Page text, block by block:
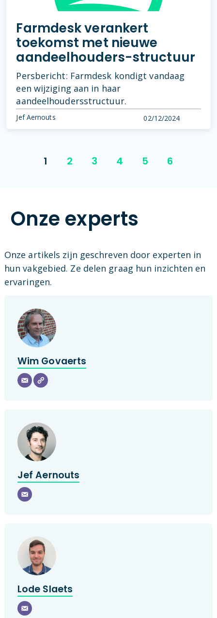
Farmdesk verankert
toekomst met nieuwe
aandeelhouders-structuur
Persbericht: Farmdesk kondigt vandaag
een wijziging aan in haar
aandeelhoudersstructuur.
Jef Aernouts 02/12/2024
1 2 3 4 5 6
Onze experts
Onze artikels zijn geschreven door experten in
hun vakgebied. Ze delen graag hun inzichten en
ervaringen.
Wim Govaerts
Jef Aernouts
Lode Slaets